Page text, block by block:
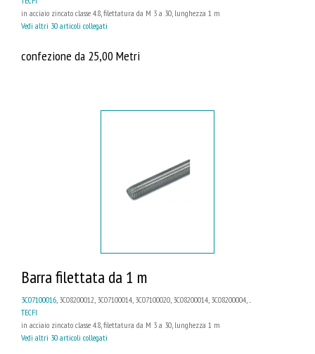
in acciaio zincato classe 4.8, filettatura da M 3 a 30, lunghezza 1 m
Vedi altri 30 articoli collegati
confezione da 25,00 Metri
Barra filettata da 1 m
3C07100016, 3C08200012, 3C07100014, 3C07100020, 3C08200014, 3C08200004, ...
TECFI
in acciaio zincato classe 4.8, filettatura da M 3 a 30, lunghezza 1 m
Vedi altri 30 articoli collegati